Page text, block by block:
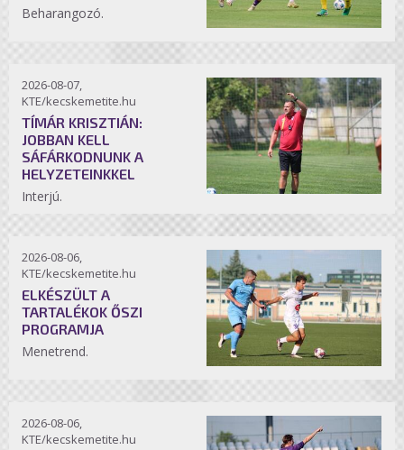
Beharangozó.
2026-08-07,
KTE/kecskemetite.hu
TÍMÁR KRISZTIÁN:
JOBBAN KELL
SÁFÁRKODNUNK A
HELYZETEINKKEL
Interjú.
2026-08-06,
KTE/kecskemetite.hu
ELKÉSZÜLT A
TARTALÉKOK ŐSZI
PROGRAMJA
Menetrend.
2026-08-06,
KTE/kecskemetite.hu